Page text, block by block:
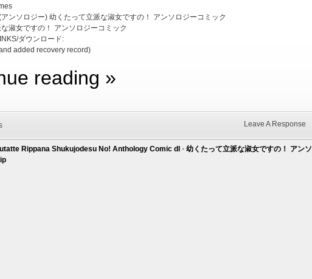
ンソロジー) 幼くたって立派な淑女ですの！ アンソロジーコミック
淑女ですの！ アンソロジーコミック
ダウンロード:
added recovery record)
reading »
Leave A Response
Rippana Shukujodesu No! Anthology Comic dl • 幼くたって立派な淑女ですの！ アンソ